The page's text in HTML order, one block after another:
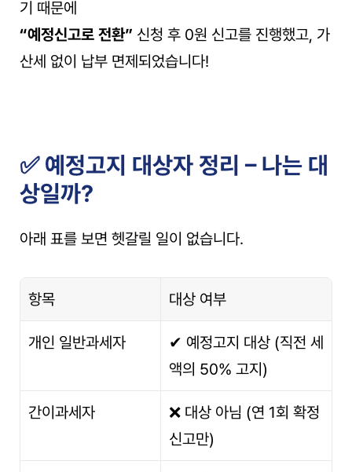
기 때문에
“예정신고로 전환” 신청 후 0원 신고를 진행했고, 가
산세 없이 납부 면제되었습니다!
✅ 예정고지 대상자 정리 – 나는 대
상일까?
아래 표를 보면 헷갈릴 일이 없습니다.
항목 대상 여부
개인 일반과세자
✔ 예정고지 대상 (직전 세
액의 50% 고지)
간이과세자
❌ 대상 아님 (연 1회 확정
신고만)